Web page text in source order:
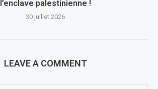
l’enclave palestinienne !
30 juillet 2026
LEAVE A COMMENT